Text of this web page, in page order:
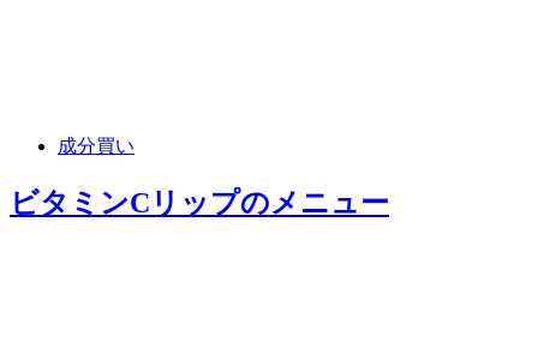
成分買い
ビタミンCリップのメニュー